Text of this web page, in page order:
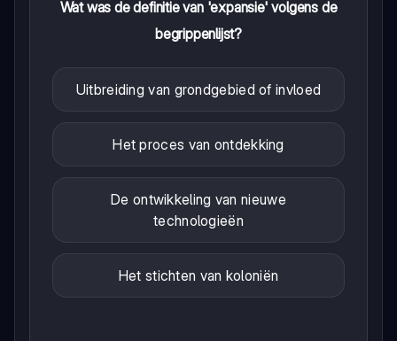
Wat was de definitie van 'expansie' volgens de
begrippenlijst?
Uitbreiding van grondgebied of invloed
Het proces van ontdekking
De ontwikkeling van nieuwe
technologieën
Het stichten van koloniën